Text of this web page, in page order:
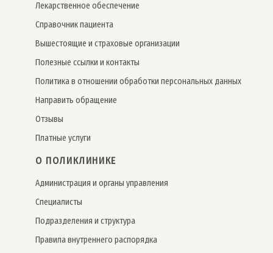
Лекарственное обеспечение
Справочник пациента
Вышестоящие и страховые организации
Полезные ссылки и контакты
Политика в отношении обработки персональных данных
Направить обращение
Отзывы
Платные услуги
О ПОЛИКЛИНИКЕ
Администрация и органы управления
Специалисты
Подразделения и структура
Правила внутреннего распорядка